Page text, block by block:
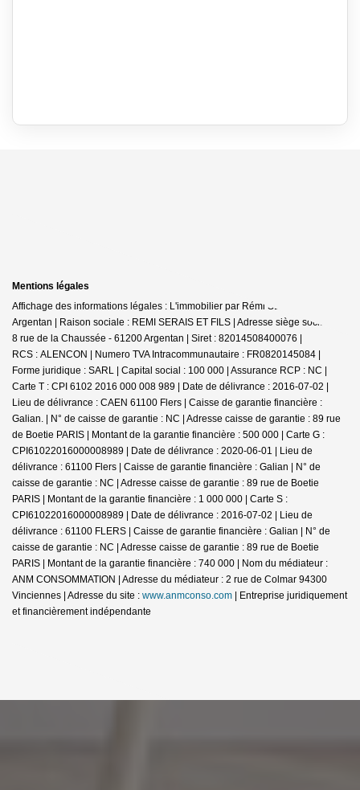
Mentions légales
Affichage des informations légales : L'immobilier par Rémi SERAIS -
Argentan | Raison sociale : REMI SERAIS ET FILS | Adresse siège social : 6-
8 rue de la Chaussée - 61200 Argentan | Siret : 82014508400076 |
RCS : ALENCON | Numero TVA Intracommunautaire : FR0820145084 |
Forme juridique : SARL | Capital social : 100 000 | Assurance RCP : NC |
Carte T : CPI 6102 2016 000 008 989 | Date de délivrance : 2016-07-02 |
Lieu de délivrance : CAEN 61100 Flers | Caisse de garantie financière :
Galian. | N° de caisse de garantie : NC | Adresse caisse de garantie : 89 rue
de Boetie PARIS | Montant de la garantie financière : 500 000 | Carte G :
CPI61022016000008989 | Date de délivrance : 2020-06-01 | Lieu de
délivrance : 61100 Flers | Caisse de garantie financière : Galian | N° de
caisse de garantie : NC | Adresse caisse de garantie : 89 rue de Boetie
PARIS | Montant de la garantie financière : 1 000 000 | Carte S :
CPI61022016000008989 | Date de délivrance : 2016-07-02 | Lieu de
délivrance : 61100 FLERS | Caisse de garantie financière : Galian | N° de
caisse de garantie : NC | Adresse caisse de garantie : 89 rue de Boetie
PARIS | Montant de la garantie financière : 740 000 | Nom du médiateur :
ANM CONSOMMATION | Adresse du médiateur : 2 rue de Colmar 94300
Vinciennes | Adresse du site : www.anmconso.com | Entreprise juridiquement
et financièrement indépendante